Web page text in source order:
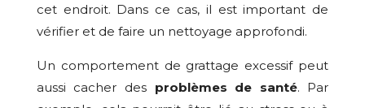
cet endroit. Dans ce cas, il est important de
vérifier et de faire un nettoyage approfondi.
Un comportement de grattage excessif peut
aussi cacher des problèmes de santé. Par